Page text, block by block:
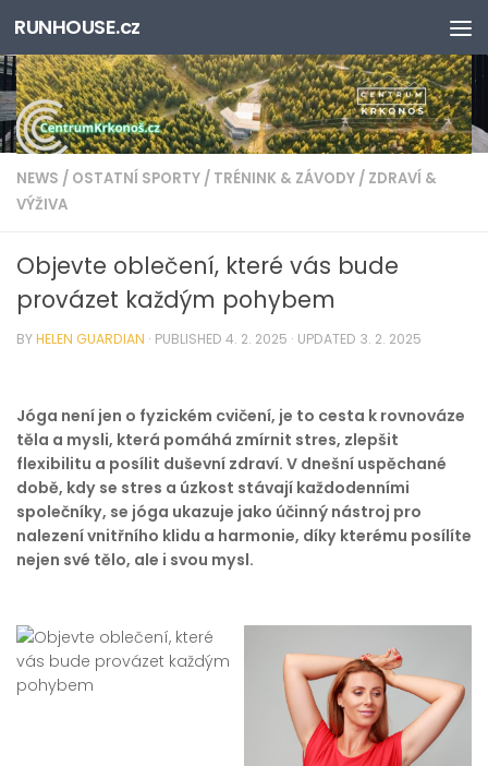
Skip to content
RUNHOUSE.cz
NEWS / OSTATNÍ SPORTY / TRÉNINK & ZÁVODY / ZDRAVÍ &
VÝŽIVA
Objevte oblečení, které vás bude
provázet každým pohybem
BYHELEN GUARDIAN · PUBLISHED 4. 2. 2025 · UPDATED 3. 2. 2025
Jóga není jen o fyzickém cvičení, je to cesta k rovnováze
těla a mysli, která pomáhá zmírnit stres, zlepšit
flexibilitu a posílit duševní zdraví. V dnešní uspěchané
době, kdy se stres a úzkost stávají každodenními
společníky, se jóga ukazuje jako účinný nástroj pro
nalezení vnitřního klidu a harmonie, díky kterému posílíte
nejen své tělo, ale i svou mysl.